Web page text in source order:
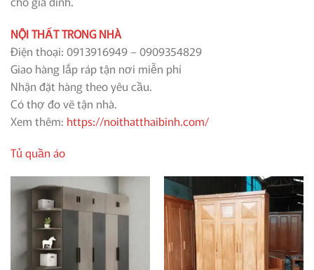
NỘI THẤT TRONG NHÀ
Điện thoại: 0913916949 – 0909354829
Giao hàng lắp ráp tận nơi miễn phí
Nhận đặt hàng theo yêu cầu.
Có thợ đo vẽ tận nhà.
Xem thêm: https://noithatthaibinh.com/
Tủ quần áo